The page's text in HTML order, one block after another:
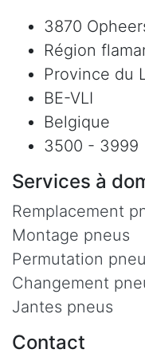
3870
Région
Province du
BE-VLI
Belgique
3500 - 3999
Services à
Remplacement
Montage pneus
Permutation
Changement
Jantes pneus
Contact